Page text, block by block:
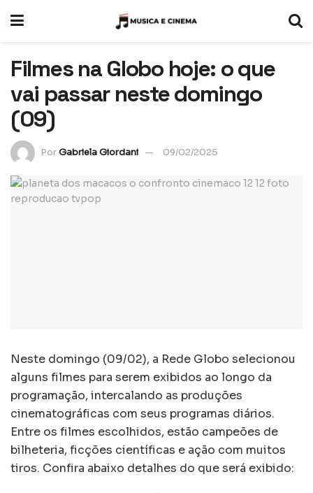
Filmes na Globo hoje: o que
vai passar neste domingo
(09)
PorGabriela Giordani 09/02/2025
Neste domingo (09/02), a Rede Globo selecionou
alguns filmes para serem exibidos ao longo da
programação, intercalando as produções
cinematográficas com seus programas diários.
Entre os filmes escolhidos, estão campeões de
bilheteria, ficções científicas e ação com muitos
tiros. Confira abaixo detalhes do que será exibido: